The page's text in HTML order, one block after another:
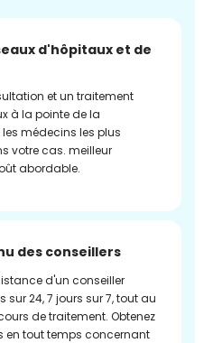
d'hôpitaux et de
et un traitement
à la pointe de la
médecins les plus
votre cas. meilleur
abordable.
des conseillers
d'un conseiller
sur 24, 7 jours sur 7, tout au
de traitement. Obtenez
en tout temps concernant